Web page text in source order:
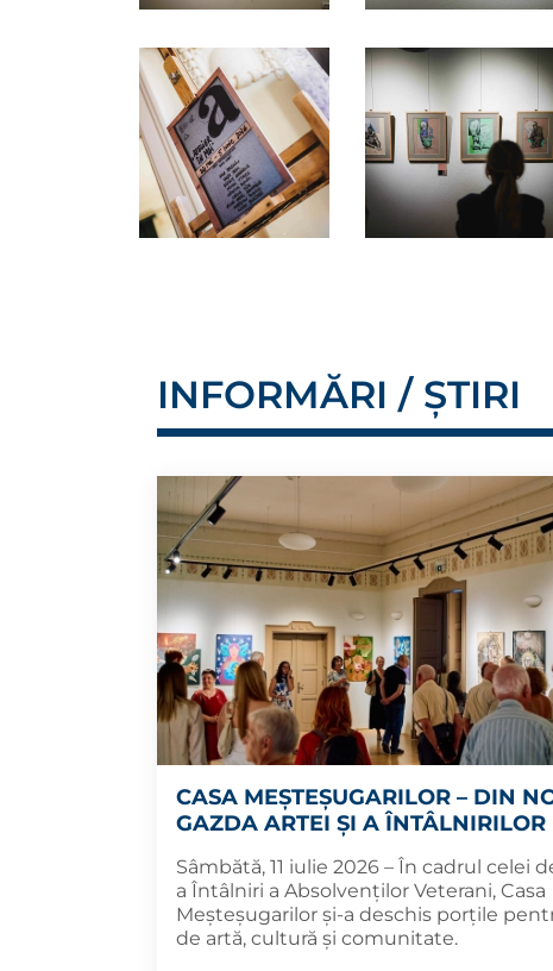
INFORMĂRI / ȘTIRI
CASA MEȘTEȘUGARILOR – DIN
GAZDA ARTEI ȘI A ÎNTÂLNIRILOR
Sâmbătă, 11 iulie 2026 – În cadrul celei
a Întâlniri a Absolvenților Veterani, Casa
Meșteșugarilor și-a deschis porțile
de artă, cultură și comunitate.